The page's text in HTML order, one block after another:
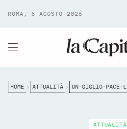
ROMA, 6 AGOSTO 2026
HOME ATTUALITÀ
ATTUALITÀ